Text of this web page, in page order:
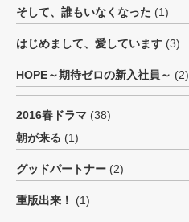
そして、誰もいなくなった (1)
はじめまして、愛しています (3)
HOPE～期待ゼロの新入社員～ (2)
2016春ドラマ (38)
朝が来る (1)
グッドパートナー (2)
重版出来！ (1)